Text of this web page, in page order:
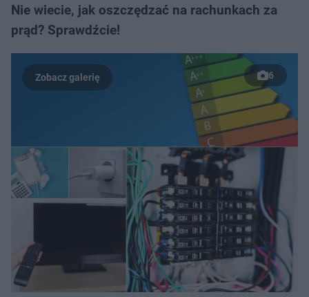
Nie wiecie, jak oszczędzać na rachunkach za
prąd? Sprawdźcie!
6